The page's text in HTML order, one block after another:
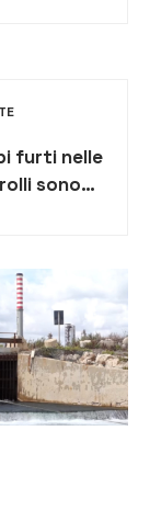
furti nelle
sono